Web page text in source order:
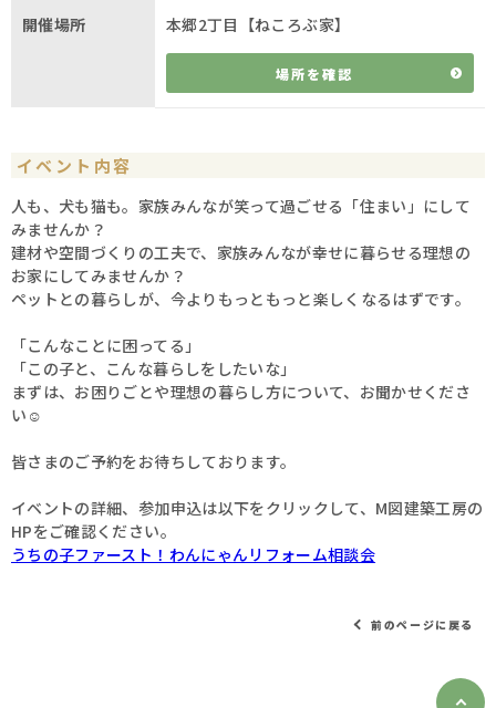
開催場所 本郷2丁目【ねころぶ家】
場所を確認
イベント内容
人も、犬も猫も。家族みんなが笑って過ごせる「住まい」にして
みませんか？
建材や空間づくりの工夫で、家族みんなが幸せに暮らせる理想の
お家にしてみませんか？
ペットとの暮らしが、今よりもっともっと楽しくなるはずです。
「こんなことに困ってる」
「この子と、こんな暮らしをしたいな」
まずは、お困りごとや理想の暮らし方について、お聞かせくださ
い☺️
皆さまのご予約をお待ちしております。
イベントの詳細、参加申込は以下をクリックして、M図建築工房の
HPをご確認ください。
うちの子ファースト！わんにゃんリフォーム相談会
前のページに戻る